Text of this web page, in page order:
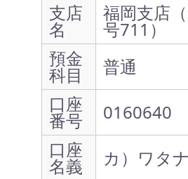
支店
名
福岡支店
号711）
預金
科目
普通
口座
番号
0160640
口座
名義
カ）ワタ